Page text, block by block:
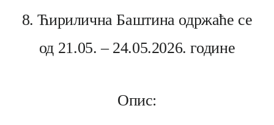
8. Ћирилична Баштина одржаће се
од 21.05. – 24.05.2026. године
Опис: